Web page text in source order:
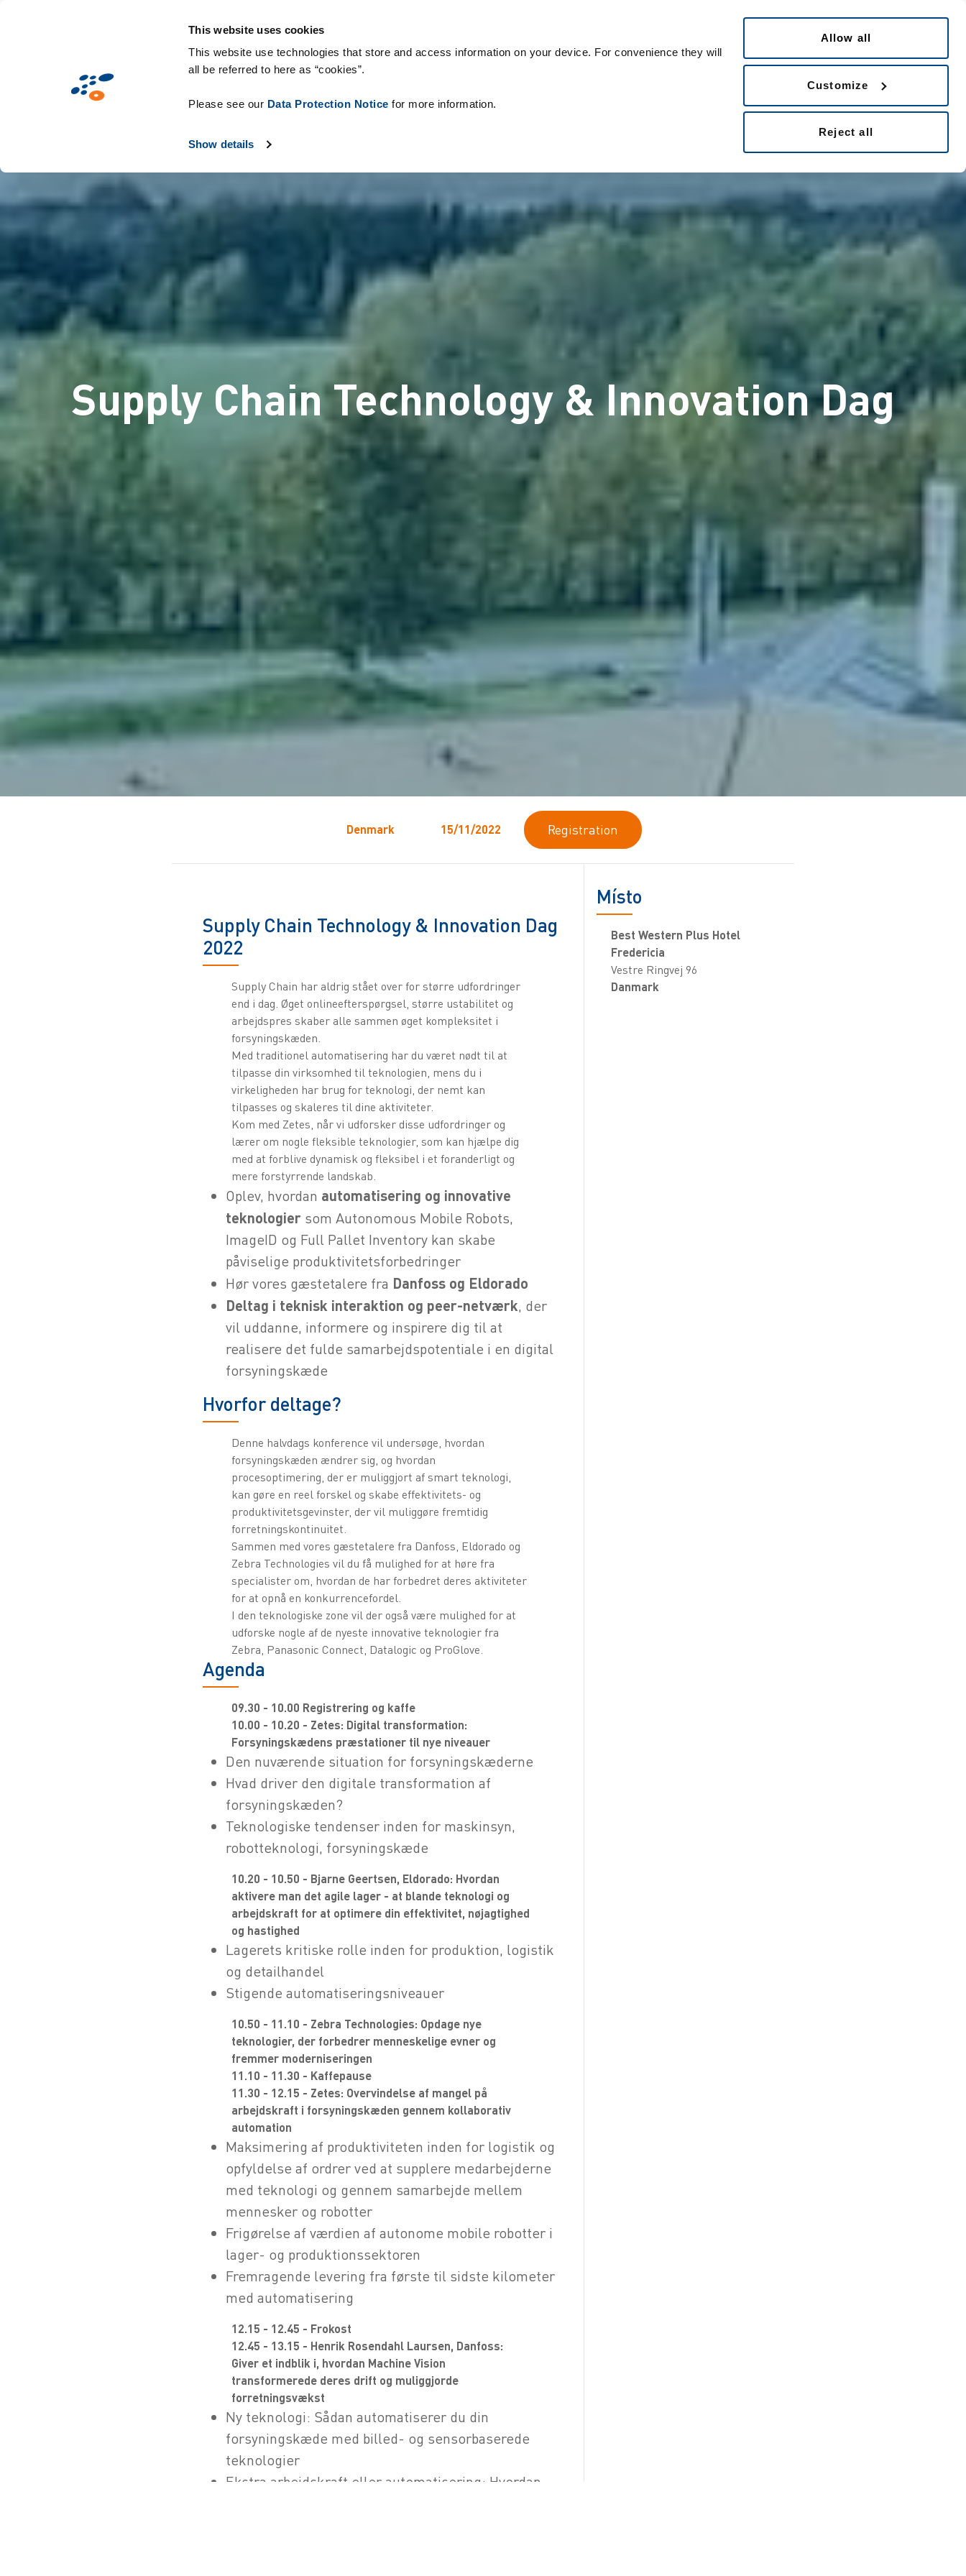
This website uses cookies
This website use technologies that store and access information on your device. For convenience they will
all be referred to here as “cookies”.
Please see our Data Protection Notice for more information.
Show details
Allow all
Customize
Reject all
Oborová řešení Technologie & Produkty
Supply Chain Technology & Innovation Dag
Denmark 15/11/2022 Registration
Supply Chain Technology & Innovation Dag
2022
Supply Chain har aldrig stået over for større udfordringer
end i dag. Øget onlineefterspørgsel, større ustabilitet og
arbejdspres skaber alle sammen øget kompleksitet i
forsyningskæden.
Med traditionel automatisering har du været nødt til at
tilpasse din virksomhed til teknologien, mens du i
virkeligheden har brug for teknologi, der nemt kan
tilpasses og skaleres til dine aktiviteter.
Kom med Zetes, når vi udforsker disse udfordringer og
lærer om nogle fleksible teknologier, som kan hjælpe dig
med at forblive dynamisk og fleksibel i et foranderligt og
mere forstyrrende landskab.
Oplev, hvordan automatisering og innovative
teknologier som Autonomous Mobile Robots,
ImageID og Full Pallet Inventory kan skabe
påviselige produktivitetsforbedringer
Hør vores gæstetalere fra Danfoss og Eldorado
Deltag i teknisk interaktion og peer-netværk, der
vil uddanne, informere og inspirere dig til at
realisere det fulde samarbejdspotentiale i en digital
forsyningskæde
Hvorfor deltage?
Denne halvdags konference vil undersøge, hvordan
forsyningskæden ændrer sig, og hvordan
procesoptimering, der er muliggjort af smart teknologi,
kan gøre en reel forskel og skabe effektivitets- og
produktivitetsgevinster, der vil muliggøre fremtidig
forretningskontinuitet.
Sammen med vores gæstetalere fra Danfoss, Eldorado og
Zebra Technologies vil du få mulighed for at høre fra
specialister om, hvordan de har forbedret deres aktiviteter
for at opnå en konkurrencefordel.
I den teknologiske zone vil der også være mulighed for at
udforske nogle af de nyeste innovative teknologier fra
Zebra, Panasonic Connect, Datalogic og ProGlove.
Agenda
09.30 - 10.00 Registrering og kaffe
10.00 - 10.20 - Zetes: Digital transformation:
Forsyningskædens præstationer til nye niveauer
Den nuværende situation for forsyningskæderne
Hvad driver den digitale transformation af
forsyningskæden?
Teknologiske tendenser inden for maskinsyn,
robotteknologi, forsyningskæde
10.20 - 10.50 - Bjarne Geertsen, Eldorado: Hvordan
aktivere man det agile lager - at blande teknologi og
arbejdskraft for at optimere din effektivitet, nøjagtighed
og hastighed
Lagerets kritiske rolle inden for produktion, logistik
og detailhandel
Stigende automatiseringsniveauer
10.50 - 11.10 - Zebra Technologies: Opdage nye
teknologier, der forbedrer menneskelige evner og
fremmer moderniseringen
11.10 - 11.30 - Kaffepause
11.30 - 12.15 - Zetes: Overvindelse af mangel på
arbejdskraft i forsyningskæden gennem kollaborativ
automation
Maksimering af produktiviteten inden for logistik og
opfyldelse af ordrer ved at supplere medarbejderne
med teknologi og gennem samarbejde mellem
mennesker og robotter
Frigørelse af værdien af autonome mobile robotter i
lager- og produktionssektoren
Fremragende levering fra første til sidste kilometer
med automatisering
12.15 - 12.45 - Frokost
12.45 - 13.15 - Henrik Rosendahl Laursen, Danfoss:
Giver et indblik i, hvordan Machine Vision
transformerede deres drift og muliggjorde
forretningsvækst
Ny teknologi: Sådan automatiserer du din
forsyningskæde med billed- og sensorbaserede
teknologier
Ekstra arbejdskraft eller automatisering: Hvordan
Místo
Best Western Plus Hotel
Fredericia
Vestre Ringvej 96
Danmark